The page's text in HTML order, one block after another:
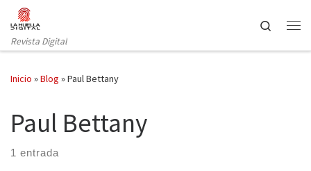
Saltar al contenido
Revista Digital
Search
Inicio »Blog »Paul Bettany
Paul Bettany
1 entrada